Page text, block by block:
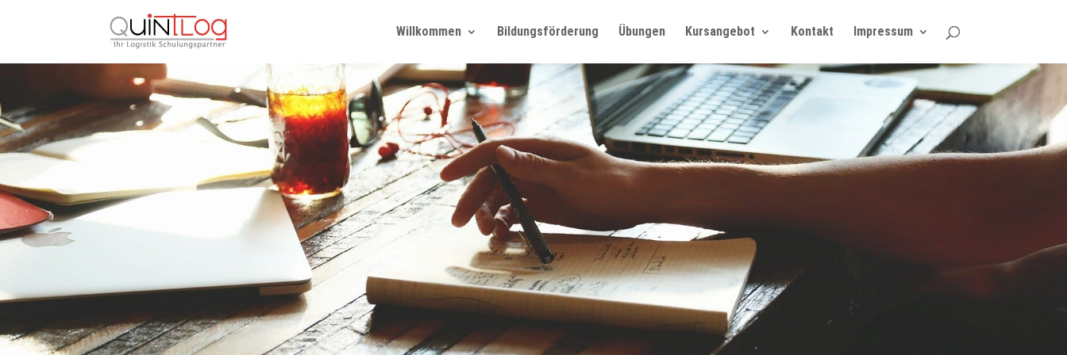
Willkommen Bildungsförderung Übungen Kursangebot Kontakt Impressum